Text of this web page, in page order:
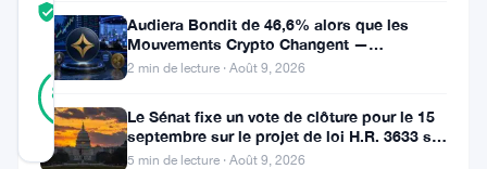
SCORE
88
RÉEL
Vérifié
8
Mis à jour 3 mois il y a
Audiera Bondit de 46,6% alors que les
Mouvements Crypto Changent —
Mouvements Quotidiens 9 Août
2 min de lecture · Août 9, 2026
Le Sénat fixe un vote de clôture pour le 15
septembre sur le projet de loi H.R. 3633 sur
le marché des cryptos
5 min de lecture · Août 9, 2026